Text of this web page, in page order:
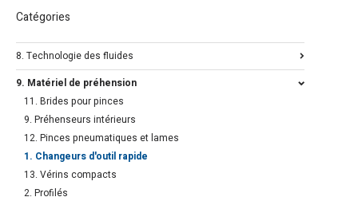
Catégories
8. Technologie des fluides
9. Matériel de préhension
11. Brides pour pinces
9. Préhenseurs intérieurs
12. Pinces pneumatiques et lames
1. Changeurs d'outil rapide
13. Vérins compacts
2. Profilés